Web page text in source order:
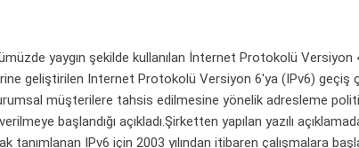
yaygın şekilde kullanılan İnternet Protokolü Versiyon
geliştirilen Internet Protokolü Versiyon 6'ya (IPv6) geçiş
müşterilere tahsis edilmesine yönelik adresleme
başlandığı açıkladı.Şirketten yapılan yazılı
tanımlanan IPv6 için 2003 yılından itibaren çalışmalara